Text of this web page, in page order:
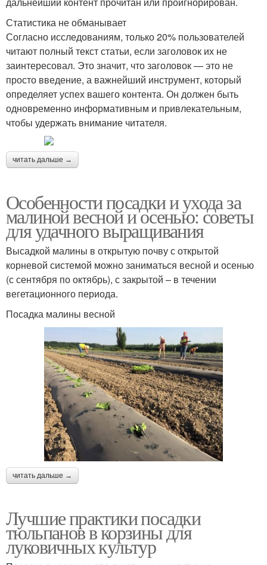
Статистика не обманывает
Согласно исследованиям, только 20% пользователей
читают полный текст статьи, если заголовок их не
заинтересовал. Это значит, что заголовок — это не
просто введение, а важнейший инструмент, который
определяет успех вашего контента. Он должен быть
одновременно информативным и привлекательным,
чтобы удержать внимание читателя.
читать дальше →
Особенности посадки и ухода за
малиной весной и осенью: советы
для удачного выращивания
Высадкой малины в открытую почву с открытой
корневой системой можно заниматься весной и осенью
(с сентября по октябрь), с закрытой – в течении
вегетационного периода.
Посадка малины весной
читать дальше →
Лучшие практики посадки
тюльпанов в корзины для
луковичных культур